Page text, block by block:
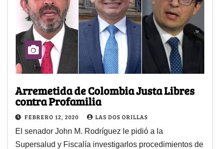
Arremetida de Colombia Justa Libres
contra Profamilia
FEBRERO 12, 2020 LAS DOS ORILLAS
El senador John M. Rodríguez le pidió a la
Supersalud y Fiscalía investigarlos procedimientos de